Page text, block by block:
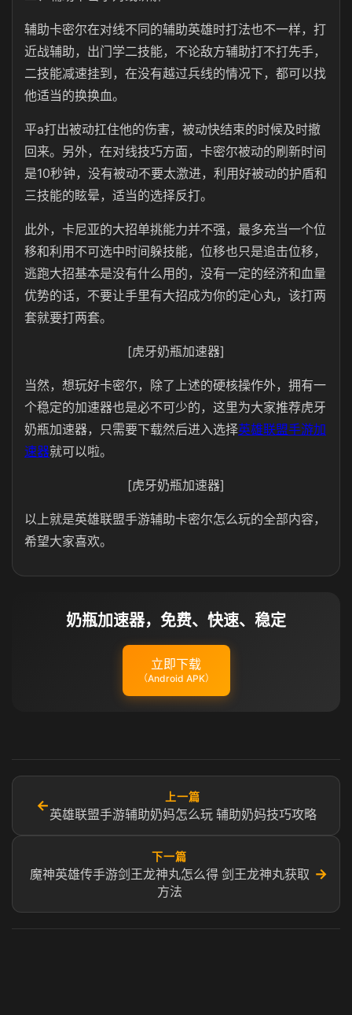
辅助卡密尔在对线不同的辅助英雄时打法也不一样，打
近战辅助，出门学二技能，不论敌方辅助打不打先手，
二技能减速挂到，在没有越过兵线的情况下，都可以找
他适当的换换血。
平a打出被动扛住他的伤害，被动快结束的时候及时撤
回来。另外，在对线技巧方面，卡密尔被动的刷新时间
是10秒钟，没有被动不要太激进，利用好被动的护盾和
三技能的眩晕，适当的选择反打。
此外，卡尼亚的大招单挑能力并不强，最多充当一个位
移和利用不可选中时间躲技能，位移也只是追击位移，
逃跑大招基本是没有什么用的，没有一定的经济和血量
优势的话，不要让手里有大招成为你的定心丸，该打两
套就要打两套。
[虎牙奶瓶加速器]
当然，想玩好卡密尔，除了上述的硬核操作外，拥有一
个稳定的加速器也是必不可少的，这里为大家推荐虎牙
奶瓶加速器，只需要下载然后进入选择英雄联盟手游加
速器就可以啦。
[虎牙奶瓶加速器]
以上就是英雄联盟手游辅助卡密尔怎么玩的全部内容，
希望大家喜欢。
奶瓶加速器，免费、快速、稳定
立即下载
（Android APK）
←
上一篇
英雄联盟手游辅助奶妈怎么玩 辅助奶妈技巧攻略
下一篇
魔神英雄传手游剑王龙神丸怎么得 剑王龙神丸获取
方法
→